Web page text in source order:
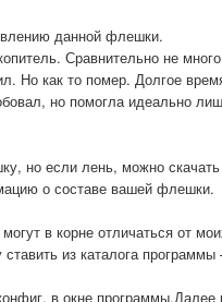
данной флешки.
Сравнительно не
Но как то помер. Долгое
но помогла идеально
но если лень, можно
о составе вашей флешки.
в корне отличаться от
ставить из каталога
в окне программы.Далее